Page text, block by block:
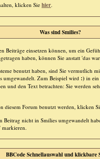
klicken Sie hier.
Was sind Smilies?
Beiträge einsetzen können, um ein
haben, können Sie anstatt 'das
benutzt haben, sind Sie vermutlich
umgewandelt. Zum Beispiel wird :) in ein
und den Text betrachten: Sie werden
diesem Forum benutzt werden, klicken
nicht in Smilies umgewandelt
markieren.
BBCode Schnellauswahl und klickbare